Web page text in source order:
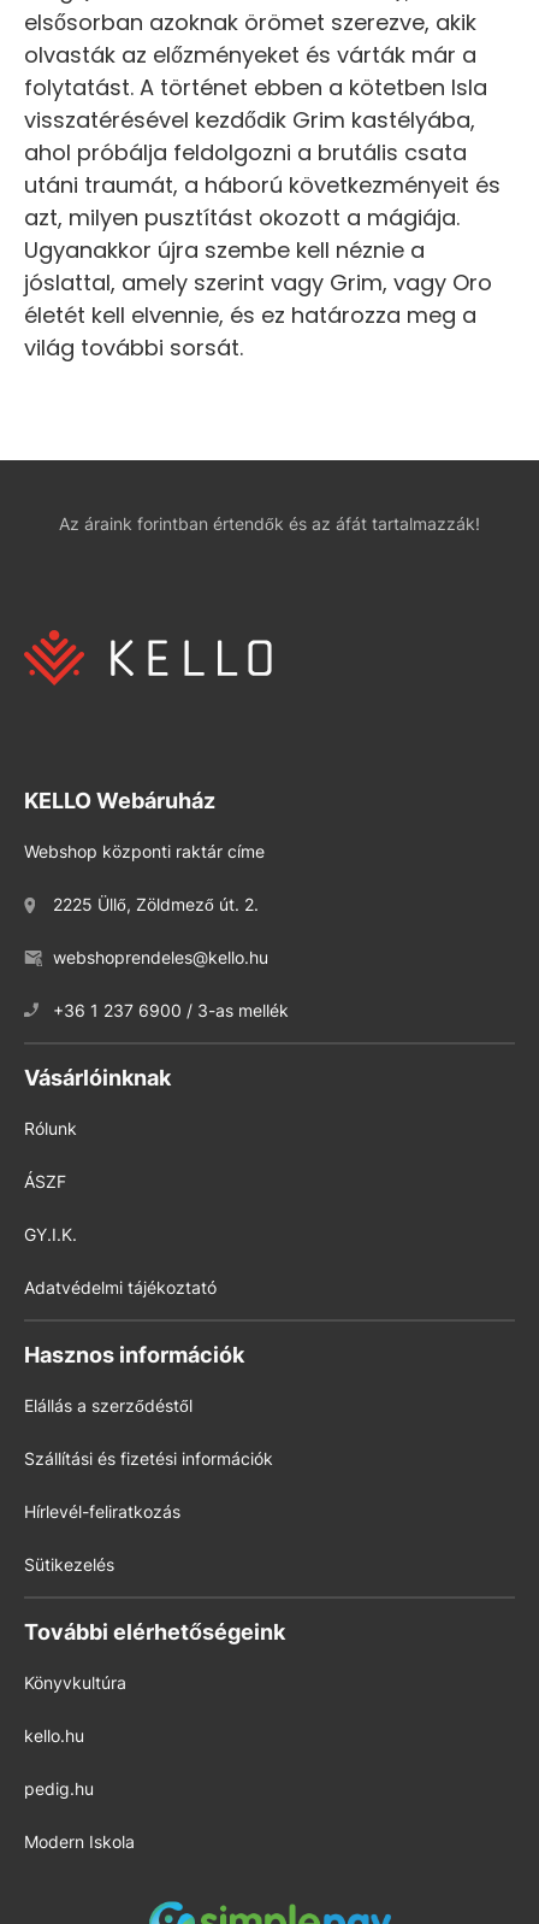
elsősorban azoknak örömet szerezve, akik
olvasták az előzményeket és várták már a
folytatást. A történet ebben a kötetben Isla
visszatérésével kezdődik Grim kastélyába,
ahol próbálja feldolgozni a brutális csata
utáni traumát, a háború következményeit és
azt, milyen pusztítást okozott a mágiája.
Ugyanakkor újra szembe kell néznie a
jóslattal, amely szerint vagy Grim, vagy Oro
életét kell elvennie, és ez határozza meg a
világ további sorsát.
Az áraink forintban értendők és az áfát tartalmazzák!
KELLO Webáruház
Webshop központi raktár címe
2225 Üllő, Zöldmező út. 2.
webshoprendeles@kello.hu
+36 1 237 6900 / 3-as mellék
Vásárlóinknak
Rólunk
ÁSZF
GY.I.K.
Adatvédelmi tájékoztató
Hasznos információk
Elállás a szerződéstől
Szállítási és fizetési információk
Hírlevél-feliratkozás
Sütikezelés
További elérhetőségeink
Könyvkultúra
kello.hu
pedig.hu
Modern Iskola